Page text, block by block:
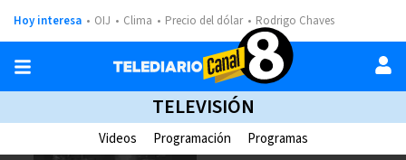
Hoy interesa OIJ Clima Precio del dólar Rodrigo Chaves
TELEVISIÓN
Videos Programación Programas